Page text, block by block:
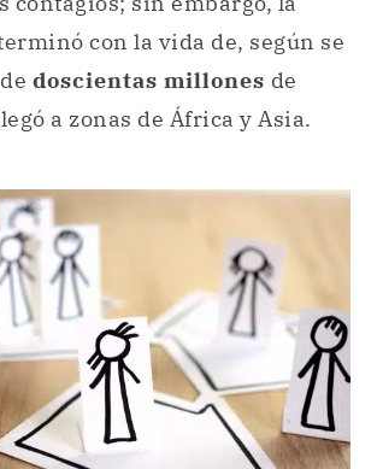
con la vida de, según se
doscientas millones de
a zonas de África y Asia.